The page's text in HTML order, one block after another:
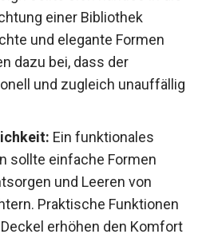
einer Bibliothek
und elegante Formen
dazu bei, dass der
und zugleich unauffällig
Ein funktionales
sollte einfache Formen
und Leeren von
Praktische Funktionen
erhöhen den Komfort